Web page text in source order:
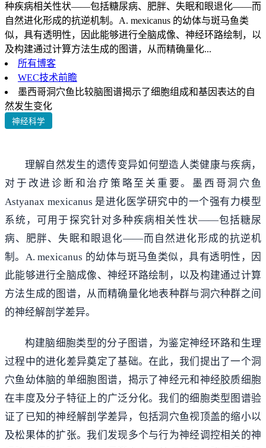
种疾病相关性状——包括糖尿病、肥胖、失眠和眼退化——而
自然进化形成的抗逆机制。A. mexicanus 的幼体与斑马鱼类
似，具有透明性，因此能够进行全脑成像、神经环路绘制，以
及构建通过计算方法生成的图谱，从而精确量化...
所有博客
WEC技术前瞻
墨西哥洞穴鱼比较脑图谱揭示了细胞组成和基因表达的自
然发生变化
神经科学
理解自然发生的遗传变异如何塑造人类健康与疾病，
对于改进诊断和治疗策略至关重要。墨西哥洞穴鱼
Astyanax mexicanus 是进化医学研究中的一个强有力模型
系统，可用于探究针对多种疾病相关性状——包括糖尿
病、肥胖、失眠和眼退化——而自然进化形成的抗逆机
制。A. mexicanus 的幼体与斑马鱼类似，具有透明性，因
此能够进行全脑成像、神经环路绘制，以及构建通过计算
方法生成的图谱，从而精确量化地表种群与洞穴种群之间
的神经解剖学差异。
构建脑细胞类型的分子图谱，为鉴定神经环路和生理
过程中的进化差异奠定了基础。在此，我们提出了一个洞
穴鱼幼体脑的单细胞图谱，揭示了神经元和神经胶质细胞
在丰度及分子特征上的广泛分化。我们的细胞类型图谱验
证了已知的神经解剖学差异，包括洞穴鱼视顶盖的缩小以
及松果体的扩张。我们发现多个与行为神经调控相关的神